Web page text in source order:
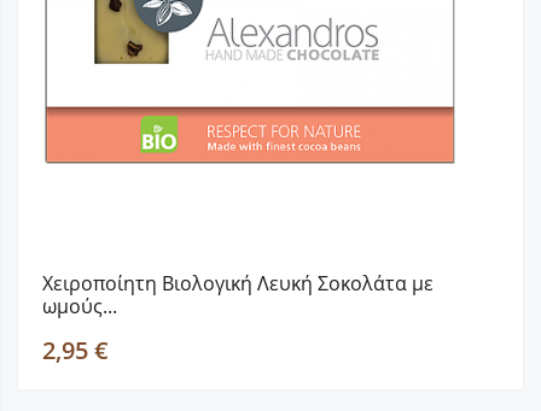
Χειροποίητη Βιολογική Λευκή Σοκολάτα με
ωμούς...
2,95 €